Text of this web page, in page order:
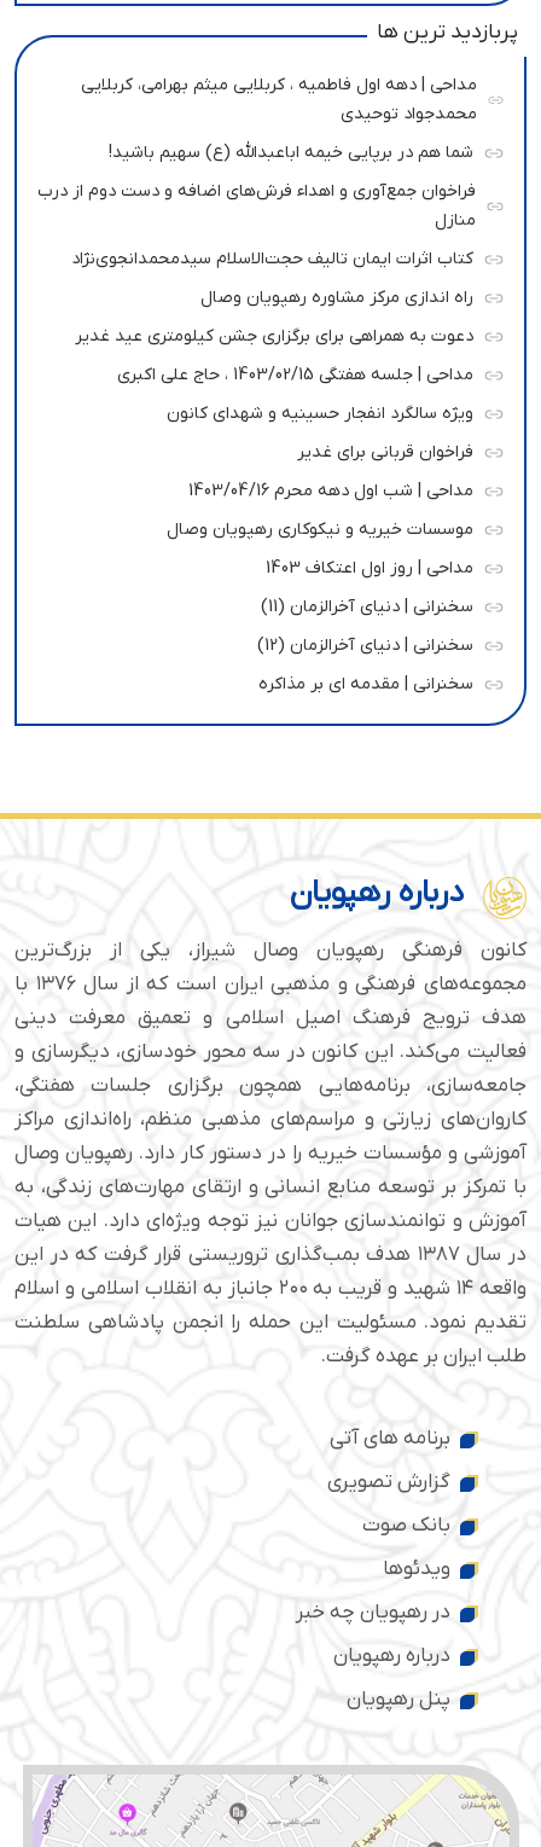
پربازدید ترین ها
مداحی | دهه اول فاطمیه ، کربلایی میثم بهرامی، کربلایی
محمدجواد توحیدی
شما هم در برپایی خیمه اباعبدالله (ع) سهیم باشید!
فراخوان جمع‌آوری و اهداء فرش‌های اضافه و دست دوم از درب
منازل
کتاب اثرات ایمان تالیف حجت‌الاسلام سیدمحمدانجوی‌نژاد
راه اندازی مرکز مشاوره رهپویان وصال
دعوت به همراهی برای برگزاری جشن کیلومتری عید غدیر
مداحی | جلسه هفتگی 1403/02/15 ، حاج علی اکبری
ویژه سالگرد انفجار حسینیه و شهدای کانون
فراخوان قربانی برای غدیر
مداحی | شب اول دهه محرم 1403/04/16
موسسات خیریه و نیکوکاری رهپویان وصال
مداحی | روز اول اعتکاف 1403
سخنرانی | دنیای آخرالزمان (11)
سخنرانی | دنیای آخرالزمان (12)
سخنرانی | مقدمه ای بر مذاکره
درباره رهپویان
کانون فرهنگی رهپویان وصال شیراز، یکی از بزرگ‌ترین
مجموعه‌های فرهنگی و مذهبی ایران است که از سال ۱۳۷۶ با
هدف ترویج فرهنگ اصیل اسلامی و تعمیق معرفت دینی
فعالیت می‌کند. این کانون در سه محور خودسازی، دیگرسازی و
جامعه‌سازی، برنامه‌هایی همچون برگزاری جلسات هفتگی،
کاروان‌های زیارتی و مراسم‌های مذهبی منظم، راه‌اندازی مراکز
آموزشی و مؤسسات خیریه را در دستور کار دارد. رهپویان وصال
با تمرکز بر توسعه منابع انسانی و ارتقای مهارت‌های زندگی، به
آموزش و توانمندسازی جوانان نیز توجه ویژه‌ای دارد. این هیات
در سال ۱۳۸۷ هدف بمب‌گذاری تروریستی قرار گرفت که در این
واقعه ۱۴ شهید و قریب به ۲۰۰ جانباز به انقلاب اسلامی و اسلام
تقدیم نمود. مسئولیت این حمله را انجمن پادشاهی سلطنت
طلب ایران بر عهده گرفت.
برنامه های آتی
گزارش تصویری
بانک صوت
ویدئوها
در رهپویان چه خبر
درباره رهپویان
پنل رهپویان